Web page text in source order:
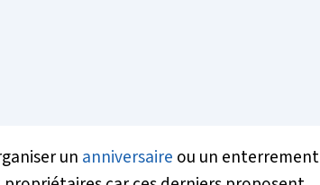
un anniversaire ou un enterrement